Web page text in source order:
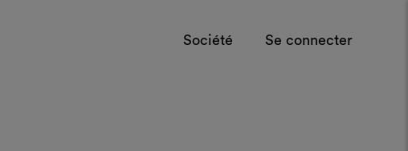
Société Se connecter